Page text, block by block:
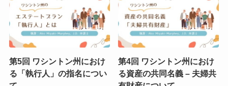
第5回 ワシントン州におけ
る「執行人」の指名につい
第4回 ワシントン州におけ
る資産の共同名義 – 夫婦共